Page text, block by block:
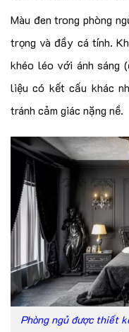
Màu đen trong phòng
trọng và đầy cá tính.
khéo léo với ánh sáng
liệu có kết cấu khác
tránh cảm giác nặng nề.
Phòng ngủ được thiết